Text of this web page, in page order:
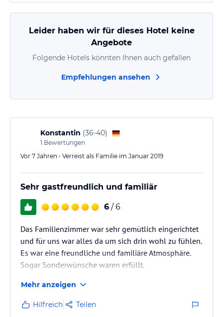
Leider haben wir für dieses Hotel keine
Angebote
Folgende Hotels könnten Ihnen auch gefallen
Empfehlungen ansehen
Konstantin (36-40)
1 Bewertungen
Vor 7 Jahren • Verreist als Familie im Januar 2019
Sehr gastfreundlich und familiär
6 / 6
Das Familienzimmer war sehr gemütlich eingerichtet
und für uns war alles da um sich drin wohl zu fühlen.
Es war eine freundliche und familiäre Atmosphäre.
Sogar Sonderwünsche waren erfüllt.
Mehr anzeigen
Hilfreich Teilen